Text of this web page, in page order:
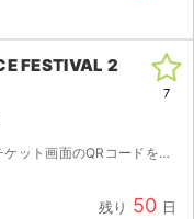
FESTIVAL 2
コードをお送りいたします。
残り 50 日
7